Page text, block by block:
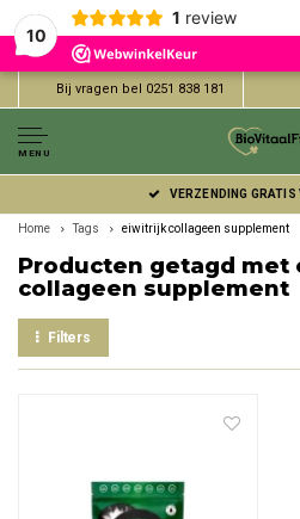
10
1 review
Bij vragen bel 0251 838 181
MENU
VERZENDING
Home Tags eiwitrijk collageen supplement
Producten getagd
collageen supplement
Filters